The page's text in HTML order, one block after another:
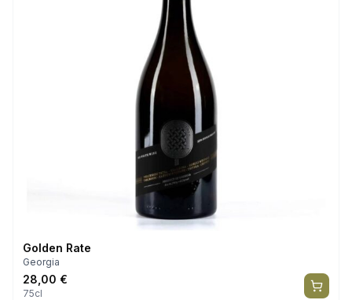
Golden Rate
Georgia
28,00 €
75cl